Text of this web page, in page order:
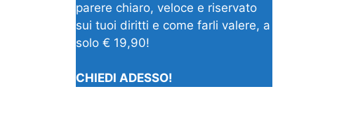
parere chiaro, veloce e riservato
sui tuoi diritti e come farli valere, a
solo € 19,90!
CHIEDI ADESSO!